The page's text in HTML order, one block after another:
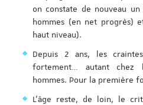
on constate de nouveau
hommes (en net progrès)
haut niveau).
Depuis 2 ans, les
fortement… autant chez
hommes. Pour la première
L’âge reste, de loin, le